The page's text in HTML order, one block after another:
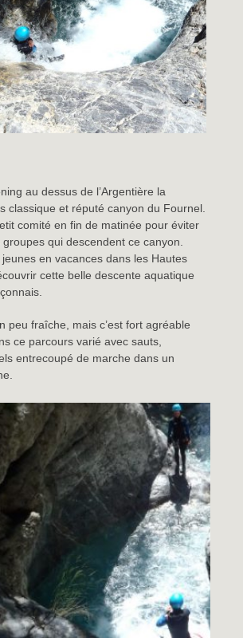
au dessus de l’Argentière la
classique et réputé canyon du Fournel.
comité en fin de matinée pour éviter
qui descendent ce canyon.
en vacances dans les Hautes
cette belle descente aquatique
peu fraîche, mais c’est fort agréable
ce parcours varié avec sauts,
entrecoupé de marche dans un